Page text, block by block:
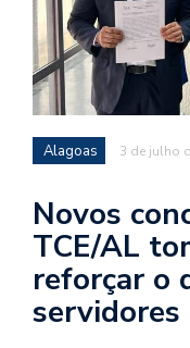
Alagoas 3 de julho
Novos
TCE/AL
reforçar o